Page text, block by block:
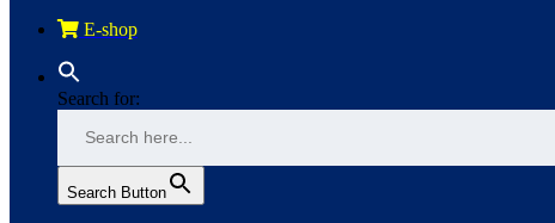
E-shop
Search for:
Search Button